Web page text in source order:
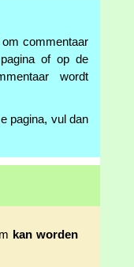
commentaar
of op de
wordt
pagina, vul dan
kan worden